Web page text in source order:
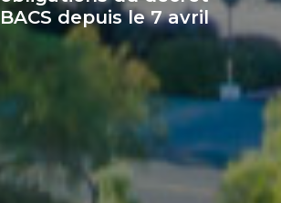
BACS depuis le 7 avril